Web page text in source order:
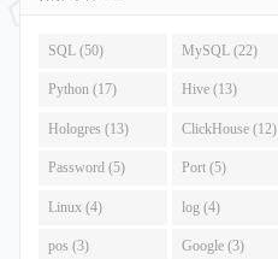
SQL (50) MySQL (22)
Python (17) Hive (13)
Hologres (13) ClickHouse (12)
Password (5) Port (5)
Linux (4) log (4)
pos (3) Google (3)